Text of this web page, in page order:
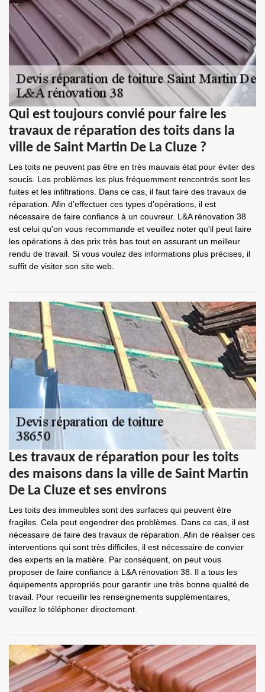
Qui est toujours convié pour faire les
travaux de réparation des toits dans la
ville de Saint Martin De La Cluze ?
Les toits ne peuvent pas être en très mauvais état pour éviter des
soucis. Les problèmes les plus fréquemment rencontrés sont les
fuites et les infiltrations. Dans ce cas, il faut faire des travaux de
réparation. Afin d'effectuer ces types d'opérations, il est
nécessaire de faire confiance à un couvreur. L&A rénovation 38
est celui qu'on vous recommande et veuillez noter qu'il peut faire
les opérations à des prix très bas tout en assurant un meilleur
rendu de travail. Si vous voulez des informations plus précises, il
suffit de visiter son site web.
Les travaux de réparation pour les toits
des maisons dans la ville de Saint Martin
De La Cluze et ses environs
Les toits des immeubles sont des surfaces qui peuvent être
fragiles. Cela peut engendrer des problèmes. Dans ce cas, il est
nécessaire de faire des travaux de réparation. Afin de réaliser ces
interventions qui sont très difficiles, il est nécessaire de convier
des experts en la matière. Par conséquent, on peut vous
proposer de faire confiance à L&A rénovation 38. Il a tous les
équipements appropriés pour garantir une très bonne qualité de
travail. Pour recueillir les renseignements supplémentaires,
veuillez le téléphoner directement.